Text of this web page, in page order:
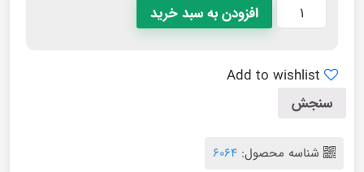
افزودن به سبد خرید
Add to wishlist
سنجش
شناسه محصول: ۶۰۶۴